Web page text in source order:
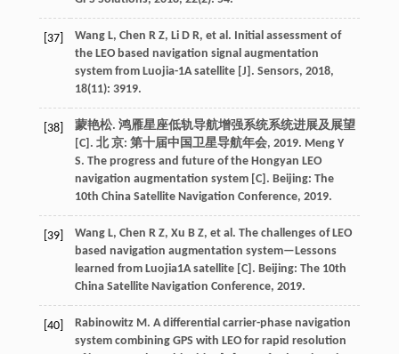
[37]
Wang L, Chen R Z, Li D R, et al. Initial assessment of
the LEO based navigation signal augmentation
system from Luojia-1A satellite [J]. Sensors, 2018,
18(11): 3919.
[38]
蒙艳松. 鸿雁星座低轨导航增强系统系统进展及展望
[C]. 北 京: 第十届中国卫星导航年会, 2019. Meng Y
S. The progress and future of the Hongyan LEO
navigation augmentation system [C]. Beijing: The
10th China Satellite Navigation Conference, 2019.
[39]
Wang L, Chen R Z, Xu B Z, et al. The challenges of LEO
based navigation augmentation system—Lessons
learned from Luojia1A satellite [C]. Beijing: The 10th
China Satellite Navigation Conference, 2019.
[40]
Rabinowitz M. A differential carrier-phase navigation
system combining GPS with LEO for rapid resolution